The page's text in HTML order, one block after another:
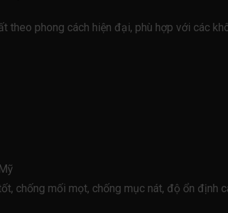
theo phong cách hiện đại, phù hợp với các
chống mối mọt, chống mục nát, độ ổn định